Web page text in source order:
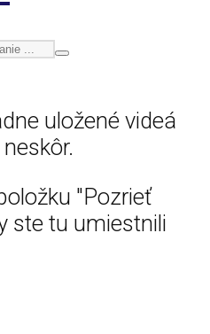
uložené videá
"Pozrieť
ste tu umiestnili